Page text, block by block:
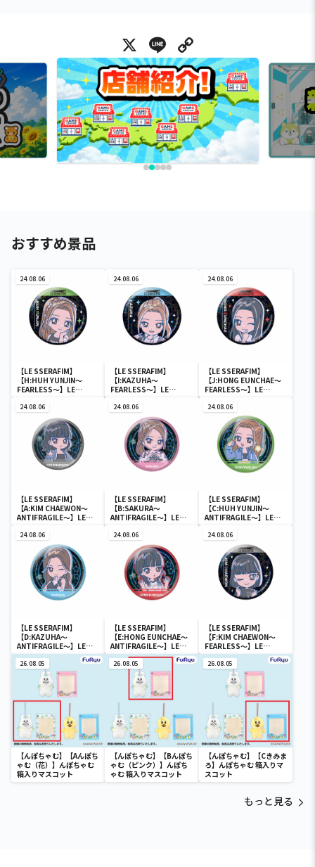
X Line
おすすめ景品
24.08.06
【LE SSERAFIM】
【H:HUH YUNJIN～
FEARLESS～】LE
ぷ ホログラム缶バッジ
24.08.06
【LE SSERAFIM】
【I:KAZUHA～
FEARLESS～】LE
ぷ ホログラム缶バッジ
24.08.06
【LE SSERAFIM】
【J:HONG EUNCHAE～
FEARLESS～】LE
ぷ ホログラム缶バッジ
24.08.06
【LE SSERAFIM】
【A:KIM CHAEWON～
ANTIFRAGILE～】LE
ぷ ホログラム缶バッジ
24.08.06
【LE SSERAFIM】
【B:SAKURA～
ANTIFRAGILE～】LE
ぷ ホログラム缶バッジ
24.08.06
【LE SSERAFIM】
【C:HUH YUNJIN～
ANTIFRAGILE～】LE
ぷ ホログラム缶バッジ
24.08.06
【LE SSERAFIM】
【D:KAZUHA～
ANTIFRAGILE～】LE
SSERAFIM のすたるぽっ
ぷ ホログラム缶バッジ
24.08.06
【LE SSERAFIM】
【E:HONG EUNCHAE～
ANTIFRAGILE～】LE
SSERAFIM のすたるぽっ
ぷ ホログラム缶バッジ
24.08.06
【LE SSERAFIM】
【F:KIM CHAEWON～
FEARLESS～】LE
SSERAFIM のすたるぽっ
ぷ ホログラム缶バッジ
26.08.05
【んぽちゃむ】【Aんぽち
ゃむ（花）】んぽちゃむ
箱入りマスコット
26.08.05
【んぽちゃむ】【Bんぽち
ゃむ（ピンク）】んぽち
ゃむ 箱入りマスコット
26.08.05
【んぽちゃむ】【Cきみま
ろ】んぽちゃむ 箱入りマ
スコット
もっと見る